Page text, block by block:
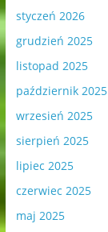
styczeń 2026
grudzień 2025
listopad 2025
październik 2025
wrzesień 2025
sierpień 2025
lipiec 2025
czerwiec 2025
maj 2025